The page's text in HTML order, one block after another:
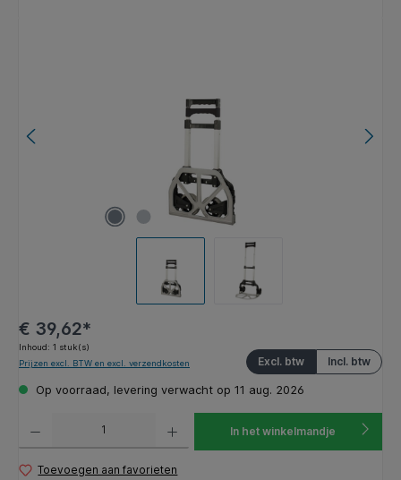
€ 39,62*
Inhoud: 1 stuk(s)
Incl. btw
Excl. btw
Prijzen excl. BTW en excl. verzendkosten
Op voorraad, levering verwacht op 11 aug. 2026
In het winkelmandje
Toevoegen aan favorieten